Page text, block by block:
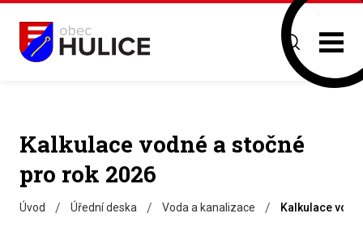
Kalkulace vodné a stočné
pro rok 2026
Úvod / Úřední deska / Voda a kanalizace / Kalkulace